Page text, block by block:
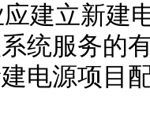
建立新建
统服务的
电源项目